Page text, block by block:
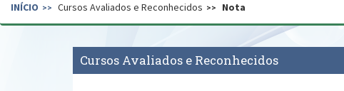
Secretaria de Governo Gabinete de Segurança
INÍCIO Cursos Avaliados e Reconhecidos Nota
Cursos Avaliados e Reconhecidos